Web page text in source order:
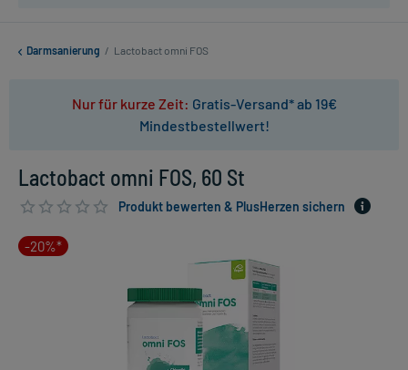
Darmsanierung / Lactobact omni FOS
Nur für kurze Zeit: Gratis-Versand* ab 19€
Mindestbestellwert!
Lactobact omni FOS, 60 St
Produkt bewerten & PlusHerzen sichern
-20%*